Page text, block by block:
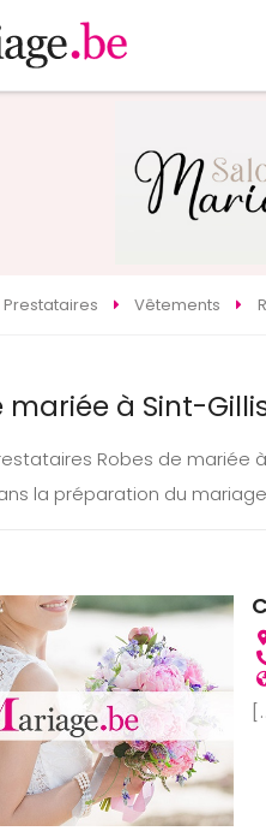
Prestataires Vêtements
mariée à Sint-
Robes de
la préparation du